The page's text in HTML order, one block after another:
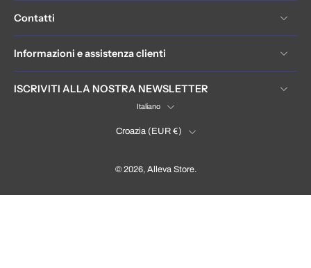
Contatti
Informazioni e assistenza clienti
ISCRIVITI ALLA NOSTRA NEWSLETTER
Italiano
Croazia ‎(EUR €)‎
© 2026, Alleva Store.